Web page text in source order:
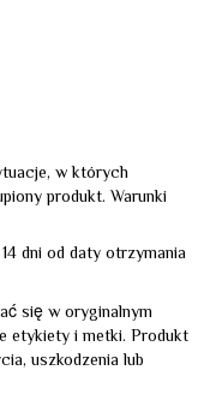
w których
produkt. Warunki
dni od daty otrzymania
się w oryginalnym
etykiety i metki. Produkt
uszkodzenia lub